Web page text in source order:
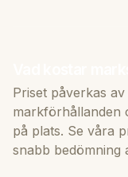
Priset påverkas
markförhållanden
på plats. Se våra
snabb bedömning